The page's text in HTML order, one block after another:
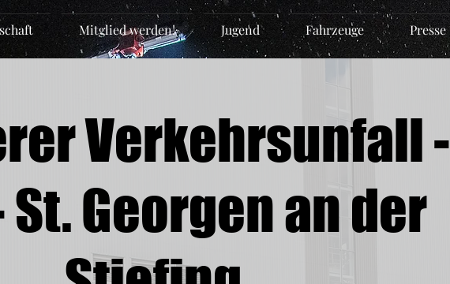
Mitglied werden! Jugend Fahrzeuge Presse
Verkehrsunfall -
St. Georgen an der